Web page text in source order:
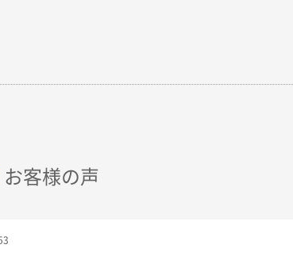
お客様の声